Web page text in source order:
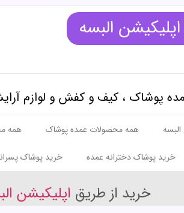
اپلیکیشن البسه
پوشاک ، کیف و کفش و لوازم
همه محصولات عمده پوشاک همه
خرید پوشاک دخترانه عمده خرید پوشاک
خرید از طریق اپلیکیشن